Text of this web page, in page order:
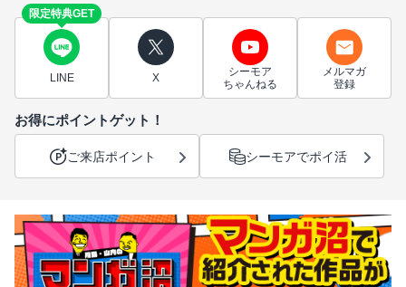
限定特典GET
LINE X
シーモア
ちゃんねる
メルマガ
登録
お得にポイントゲット！
ご来店ポイント シーモアでポイ活